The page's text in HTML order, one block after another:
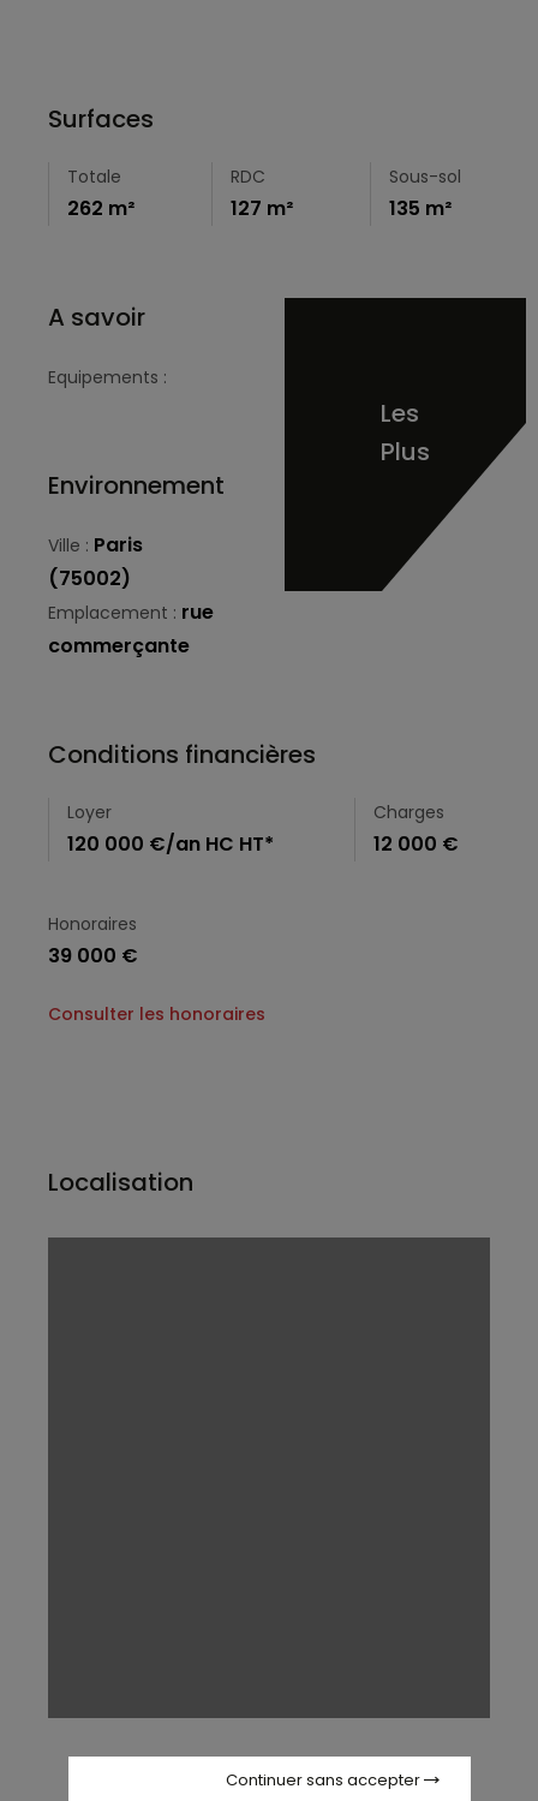
Surfaces
Totale
262 m²
RDC
127 m²
Sous-sol
135 m²
Les
Plus
A savoir
Equipements :
Environnement
Ville : Paris
(75002)
Emplacement : rue
commerçante
Conditions financières
Loyer
120 000 €/an HC HT*
Charges
12 000 €
Honoraires
39 000 €
Consulter les honoraires
Localisation
Continuer sans accepter